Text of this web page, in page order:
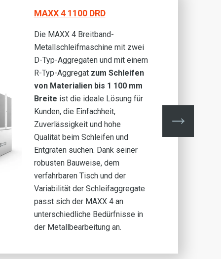
MAXX 4 1100 DRD
Die MAXX 4 Breitband-
Metallschleifmaschine mit zwei
D-Typ-Aggregaten und mit einem
R-Typ-Aggregat zum Schleifen
von Materialien bis 1 100 mm
Breite ist die ideale Lösung für
Kunden, die Einfachheit,
Zuverlässigkeit und hohe
Qualität beim Schleifen und
Entgraten suchen. Dank seiner
robusten Bauweise, dem
verfahrbaren Tisch und der
Variabilität der Schleifaggregate
passt sich der MAXX 4 an
unterschiedliche Bedürfnisse in
der Metallbearbeitung an.